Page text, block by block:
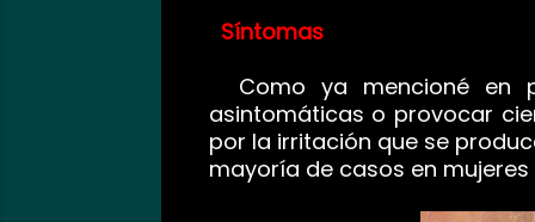
Síntomas
Como ya mencioné en
asintomáticas o provocar
por la irritación que se
mayoría de casos en mujeres